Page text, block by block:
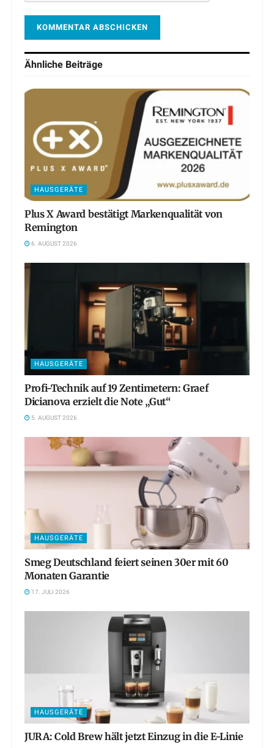
Ähnliche Beiträge
HAUSGERÄTE
Plus X Award bestätigt Markenqualität von
Remington
6. AUGUST 2026
HAUSGERÄTE
Profi-Technik auf 19 Zentimetern: Graef
Dicianova erzielt die Note „Gut“
5. AUGUST 2026
HAUSGERÄTE
Smeg Deutschland feiert seinen 30er mit 60
Monaten Garantie
17. JULI 2026
HAUSGERÄTE
JURA: Cold Brew hält jetzt Einzug in die E-Linie